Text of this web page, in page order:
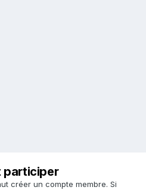
participer
créer un compte membre. Si